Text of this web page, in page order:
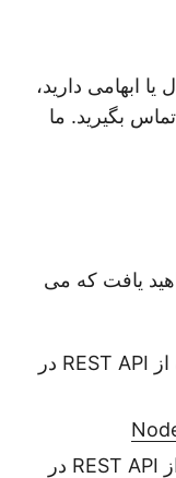
ابهامی دارید،
بگیرید. ما
یافت که می
[مقایسه فایل‌های اکسل با استفاده از REST API در
[مقایسه فایل‌های PDF با استفاده از REST API در